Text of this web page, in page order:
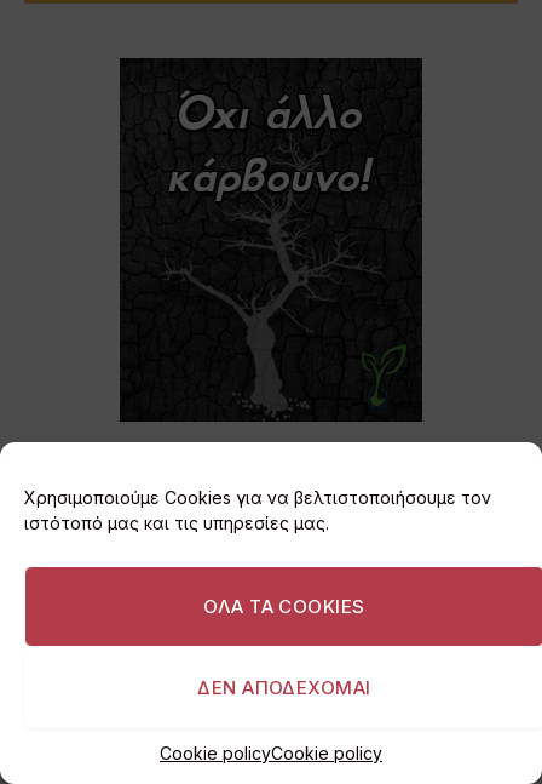
Χρησιμοποιούμε Cookies για να βελτιστοποιήσουμε τον
ιστότοπό μας και τις υπηρεσίες μας.
ΟΛΑ ΤΑ COOKIES
ΔΕΝ ΑΠΟΔΕΧΟΜΑΙ
Cookie policyCookie policy
Εγγραφείτε στο
Newsletter
Κάντε εγγραφή στο newsletter για να
σημαντικές εξελίξεις.